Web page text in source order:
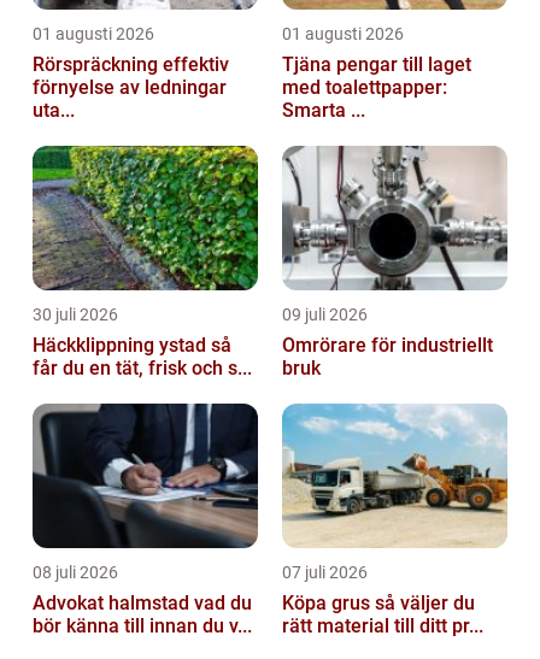
01 augusti 2026
Rörspräckning effektiv
förnyelse av ledningar
uta...
01 augusti 2026
Tjäna pengar till laget
med toalettpapper:
Smarta ...
30 juli 2026
Häckklippning ystad så
får du en tät, frisk och s...
09 juli 2026
Omrörare för industriellt
bruk
08 juli 2026
Advokat halmstad vad du
bör känna till innan du v...
07 juli 2026
Köpa grus så väljer du
rätt material till ditt pr...